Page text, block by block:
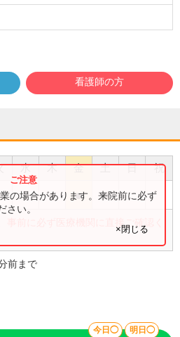
看護師の方
水 木 金 土 日 祝
● ● ●
事前に必ず医療機関に直接ご確認く
の場合があります。来院前に必ず
さい。
×閉じる
前まで
今日◯ 明日◯